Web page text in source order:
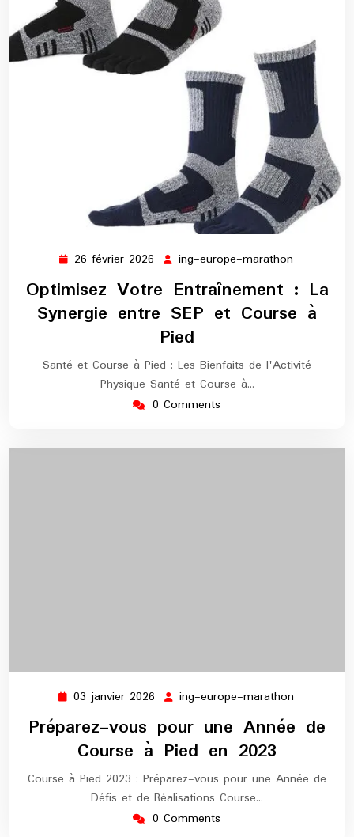
26 février 2026 26
février
2026
ing-europe-marathon
europe-
marathon
Optimisez Votre Entraînement : La
Synergie entre SEP et Course à
Pied
Santé et Course à Pied : Les Bienfaits de l'Activité
Physique Santé et Course à…
0 Comments
03 janvier 2026 03
2026
ing-europe-marathon
europe-
marathon
Préparez-vous pour une Année de
Course à Pied en 2023
Course à Pied 2023 : Préparez-vous pour une Année de
Défis et de Réalisations Course…
0 Comments